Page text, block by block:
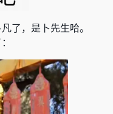
了，是卜先生哈。